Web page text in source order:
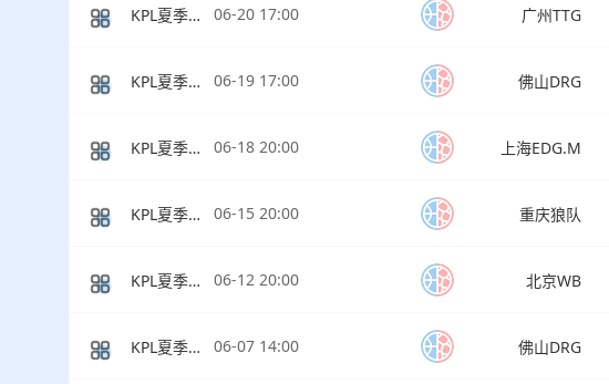
KPL夏季赛常规赛 06-20 17:00 广州TTG
KPL夏季赛常规赛 06-19 17:00 佛山DRG
KPL夏季赛常规赛 06-18 20:00 上海EDG.M
KPL夏季赛常规赛 06-15 20:00 重庆狼队
KPL夏季赛常规赛 06-12 20:00 北京WB
KPL夏季赛常规赛 06-07 14:00 佛山DRG